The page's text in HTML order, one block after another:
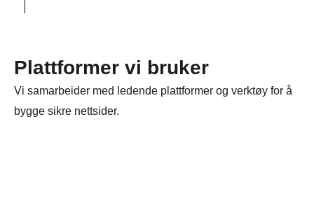
Plattformer vi bruker
Vi samarbeider med ledende plattformer og verktøy for å
bygge sikre nettsider.